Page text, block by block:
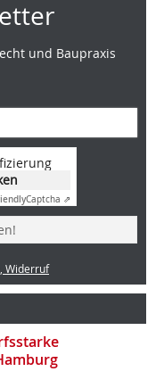
und Baupraxis
Captcha ⇗
Widerruf